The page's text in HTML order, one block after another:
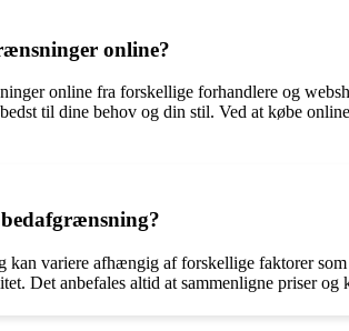
online?
online fra forskellige forhandlere og
til dine behov og din stil. Ved at købe
kan variere afhængig af forskellige faktorer
Det anbefales altid at sammenligne priser